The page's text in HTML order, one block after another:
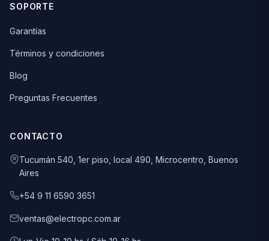
SOPORTE
Garantías
Términos y condiciones
Blog
Preguntas Frecuentes
CONTACTO
Tucumán 540, 1er piso, local 490, Microcentro, Buenos
Aires
+54 9 11 6590 3651
ventas@electropc.com.ar